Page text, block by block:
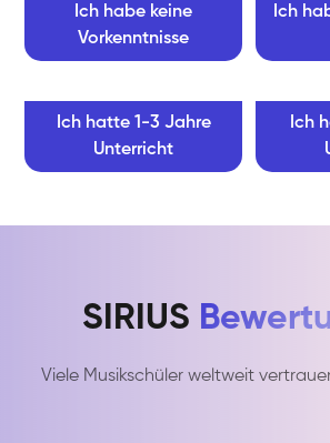
Ich habe keine
Vorkenntnisse
Ich
Ich hatte 1-3 Jahre
Unterricht
Ich
SIRIUS
Viele Musikschüler weltweit